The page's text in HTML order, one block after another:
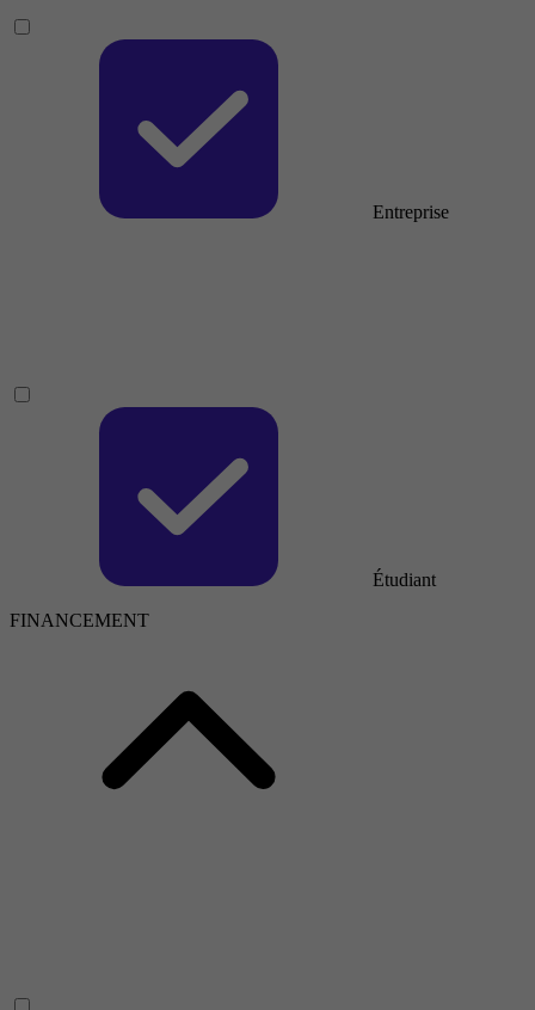
Entreprise
Étudiant
FINANCEMENT